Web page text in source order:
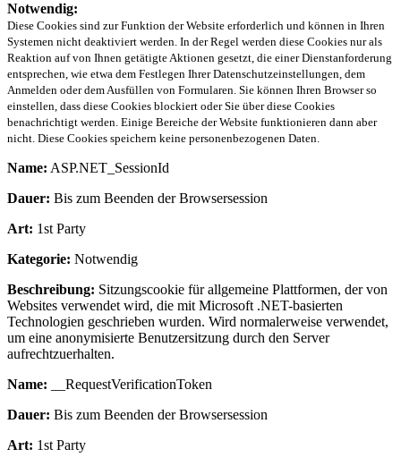
Notwendig:
Diese Cookies sind zur Funktion der Website erforderlich und können in Ihren
Systemen nicht deaktiviert werden. In der Regel werden diese Cookies nur als
Reaktion auf von Ihnen getätigte Aktionen gesetzt, die einer Dienstanforderung
entsprechen, wie etwa dem Festlegen Ihrer Datenschutzeinstellungen, dem
Anmelden oder dem Ausfüllen von Formularen. Sie können Ihren Browser so
einstellen, dass diese Cookies blockiert oder Sie über diese Cookies
benachrichtigt werden. Einige Bereiche der Website funktionieren dann aber
nicht. Diese Cookies speichern keine personenbezogenen Daten.
Name: ASP.NET_SessionId
Dauer: Bis zum Beenden der Browsersession
Art: 1st Party
Kategorie: Notwendig
Beschreibung: Sitzungscookie für allgemeine Plattformen, der von
Websites verwendet wird, die mit Microsoft .NET-basierten
Technologien geschrieben wurden. Wird normalerweise verwendet,
um eine anonymisierte Benutzersitzung durch den Server
aufrechtzuerhalten.
Name: __RequestVerificationToken
Dauer: Bis zum Beenden der Browsersession
Art: 1st Party